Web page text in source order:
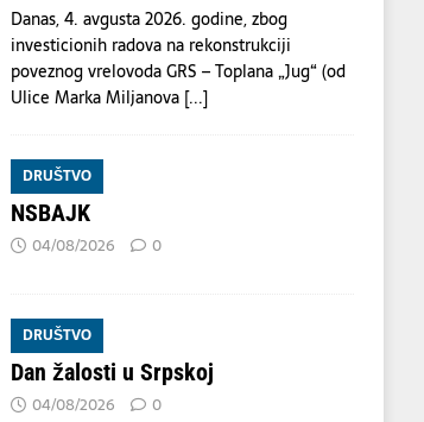
Danas, 4. avgusta 2026. godine, zbog
investicionih radova na rekonstrukciji
poveznog vrelovoda GRS – Toplana „Jug“ (od
Ulice Marka Miljanova [...]
DRUŠTVO
NSBAJK
04/08/2026 0
DRUŠTVO
Dan žalosti u Srpskoj
04/08/2026 0